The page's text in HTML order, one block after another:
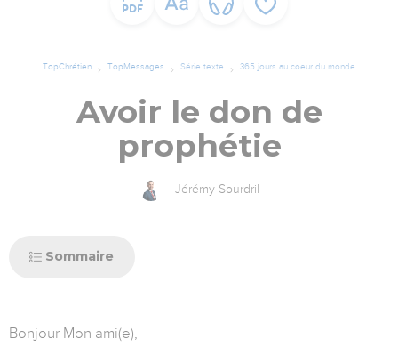
TopChrétien TopMessages Série texte 365 jours au coeur du monde
Avoir le don de
prophétie
Jérémy Sourdril
Sommaire
Bonjour Mon ami(e),